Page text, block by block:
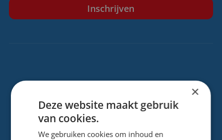
Storkstraat 24
3833 LB, Leusden
×
Deze website maakt gebruik
van cookies.
We gebruiken cookies om inhoud en